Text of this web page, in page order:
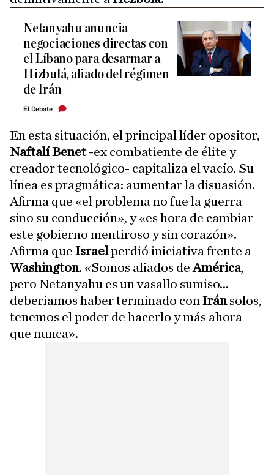
Netanyahu anuncia
negociaciones directas con
el Líbano para desarmar a
Hizbulá, aliado del régimen
de Irán
El Debate
En esta situación, el principal líder opositor,
Naftalí Benet-ex combatiente de élite y
creador tecnológico- capitaliza el vacío. Su
línea es pragmática: aumentar la disuasión.
Afirma que «el problema no fue la guerra
sino su conducción», y «es hora de cambiar
este gobierno mentiroso y sin corazón».
Afirma que Israelperdió iniciativa frente a
Washington. «Somos aliados deAmérica,
pero Netanyahu es un vasallo sumiso...
deberíamos haber terminado con Iránsolos,
tenemos el poder de hacerlo y más ahora
que nunca».